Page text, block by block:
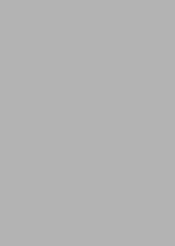
navigazione e
e di
messaggi
abitudini di
facendo
tutti i cookie
è possibile